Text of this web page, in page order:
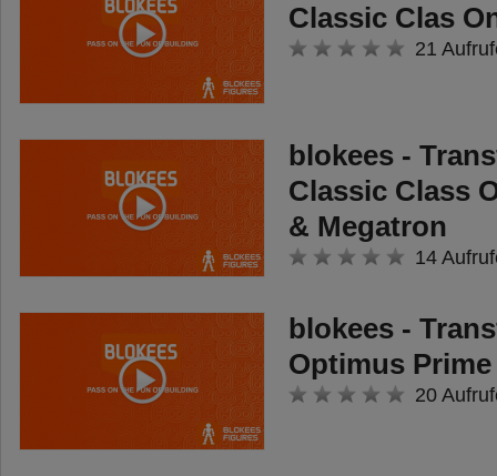
Classic Clas
21
blokees -
Classic Class
& Megatron
14
blokees -
Optimus Prime
20